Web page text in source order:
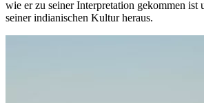
wie er zu seiner Interpretation gekommen ist
seiner indianischen Kultur heraus.